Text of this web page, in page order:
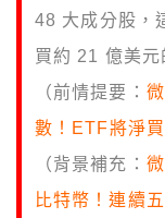
48 大成分股，
買約 21 億美元
（前情提要：
數！ETF將淨
（背景補充：
比特幣！連續